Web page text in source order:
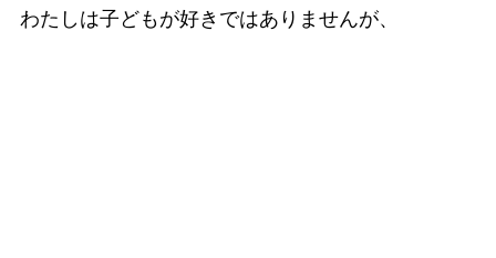
わたしは子どもが好きではありませんが、